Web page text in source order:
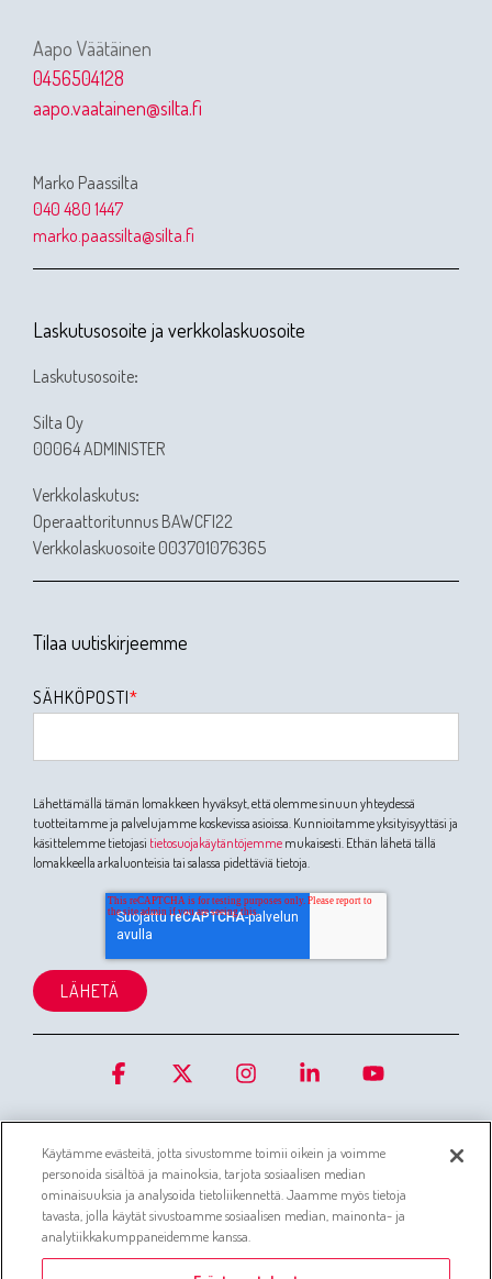
Aapo Väätäinen
0456504128
aapo.vaatainen@silta.fi
Marko Paassilta
040 480 1447
marko.paassilta@silta.fi
Laskutusosoite ja verkkolaskuosoite
Laskutusosoite:
Silta Oy
00064 ADMINISTER
Verkkolaskutus:
Operaattoritunnus BAWCFI22
Verkkolaskuosoite 003701076365
Tilaa uutiskirjeemme
SÄHKÖPOSTI*
Lähettämällä tämän lomakkeen hyväksyt, että olemme sinuun yhteydessä
tuotteitamme ja palvelujamme koskevissa asioissa. Kunnioitamme yksityisyyttäsi ja
käsittelemme tietojasi tietosuojakäytäntöjemme mukaisesti. Ethän lähetä tällä
lomakkeella arkaluonteisia tai salassa pidettäviä tietoja.
Evästetiedot Asiakaspalvelujärjestelmän tietosuojaseloste
Simo tietosuojaseloste Whistleblowing-ilmoituskanava
Facebook Instagram Linkedin
Käytämme evästeitä, jotta sivustomme toimii oikein ja voimme
personoida sisältöä ja mainoksia, tarjota sosiaalisen median
ominaisuuksia ja analysoida tietoliikennettä. Jaamme myös tietoja
tavasta, jolla käytät sivustoamme sosiaalisen median, mainonta- ja
analytiikkakumppaneidemme kanssa.